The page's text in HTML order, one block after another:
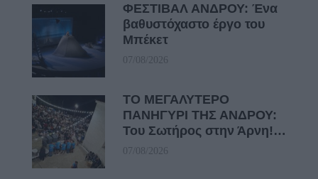
ΦΕΣΤΙΒΑΛ ΑΝΔΡΟΥ: Ένα
βαθυστόχαστο έργο του
Μπέκετ
07/08/2026
ΤΟ ΜΕΓΑΛΥΤΕΡΟ
ΠΑΝΗΓΥΡΙ ΤΗΣ ΑΝΔΡΟΥ:
Του Σωτήρος στην Άρνη!…
07/08/2026